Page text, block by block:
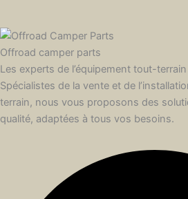
Offroad camper parts
Les experts de l’équipement tout-terrain
Spécialistes de la vente et de
terrain, nous vous proposons des
qualité, adaptées à tous vos besoins.